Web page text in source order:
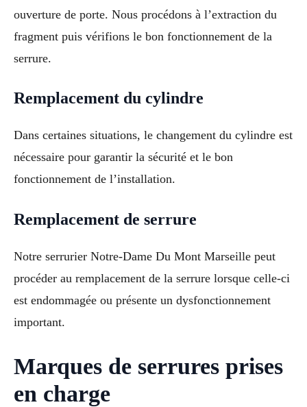
ouverture de porte. Nous procédons à l’extraction du
fragment puis vérifions le bon fonctionnement de la
serrure.
Remplacement du cylindre
Dans certaines situations, le changement du cylindre est
nécessaire pour garantir la sécurité et le bon
fonctionnement de l’installation.
Remplacement de serrure
Notre serrurier Notre-Dame Du Mont Marseille peut
procéder au remplacement de la serrure lorsque celle-ci
est endommagée ou présente un dysfonctionnement
important.
Marques de serrures prises
en charge